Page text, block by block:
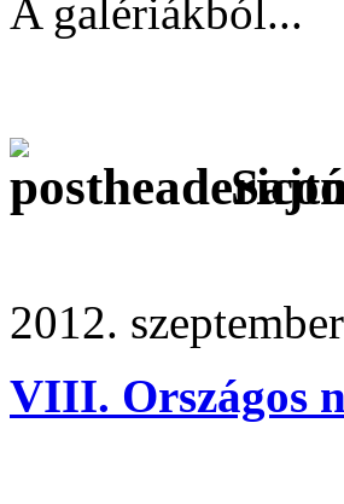
A galériákból...
2012.
VIII. Országos